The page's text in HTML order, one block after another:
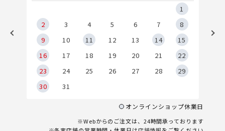
1
2
3 4 5 6 7
8
9
10 11 12 13 14
15
16
17 18 19 20 21
22
23
24 25 26 27 28
29
30
31
オンラインショップ休業日
※Webからのご注文は、24時間承っております